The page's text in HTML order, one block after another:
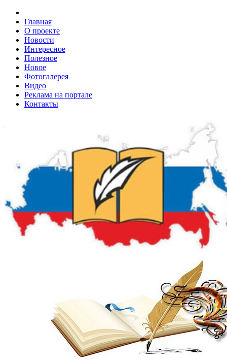
Главная
О проекте
Новости
Интересное
Полезное
Новое
Фотогалерея
Видео
Реклама на портале
Контакты